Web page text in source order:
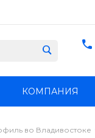
КОМПАНИЯ
во Владивостоке